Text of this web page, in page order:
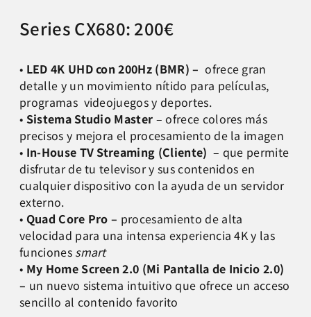
Series CX680: 200€
• LED 4K UHD con 200Hz (BMR) –ofrece gran
detalle y un movimiento nítido para películas,
programas videojuegos y deportes.
• Sistema Studio Master – ofrece colores más
precisos y mejora el procesamiento de la imagen
• In-House TV Streaming (Cliente) – que permite
disfrutar de tu televisor y sus contenidos en
cualquier dispositivo con la ayuda de un servidor
externo.
• Quad Core Pro – procesamiento de alta
velocidad para una intensa experiencia 4K y las
funciones smart
• My Home Screen 2.0 (Mi Pantalla de Inicio 2.0)
– un nuevo sistema intuitivo que ofrece un acceso
sencillo al contenido favorito